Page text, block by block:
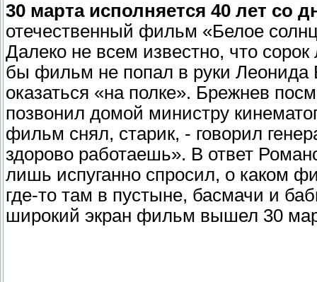
30 марта исполняется 40 лет со
отечественный фильм «Белое
Далеко не всем известно, что
бы фильм не попал в руки Леонида
оказаться «на полке». Брежнев
позвонил домой министру
фильм снял, старик, - говорил
здорово работаешь». В ответ
лишь испуганно спросил, о каком
где-то там в пустыне, басмачи и
широкий экран фильм вышел 30